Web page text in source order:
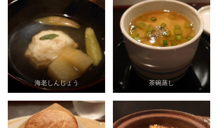
海老しんじょう 茶碗蒸し